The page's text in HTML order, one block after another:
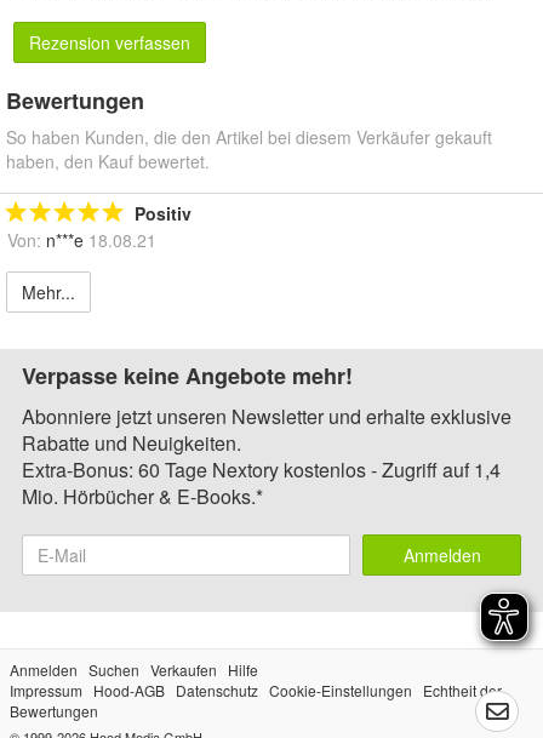
Rezension verfassen
Bewertungen
So haben Kunden, die den Artikel bei diesem Verkäufer gekauft
haben, den Kauf bewertet.
Positiv
Von: n***e 18.08.21
Mehr...
Verpasse keine Angebote mehr!
Abonniere jetzt unseren Newsletter und erhalte exklusive
Rabatte und Neuigkeiten.
Extra-Bonus: 60 Tage Nextory kostenlos - Zugriff auf 1,4
Mio. Hörbücher & E-Books.*
Anmelden
Anmelden Suchen Verkaufen
Hilfe
Impressum
Hood-AGB Datenschutz Cookie-Einstellungen
Echtheit der
Bewertungen